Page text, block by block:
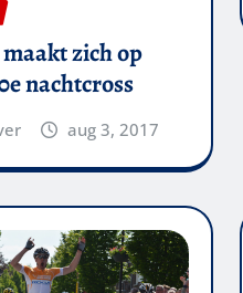
maakt zich op
nachtcross
aug 3, 2017